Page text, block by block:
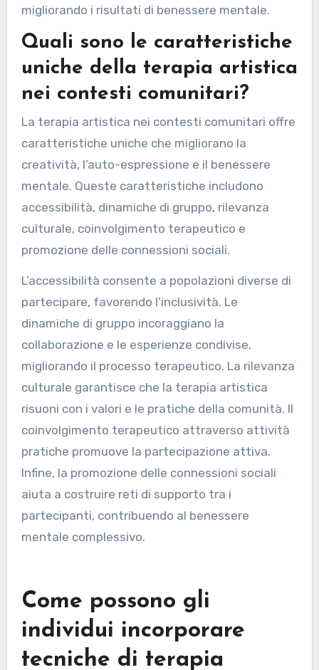
utenti di impegnarsi al proprio ritmo. Le
feedback, favorendo la connessione tra i
partecipanti. Analisi avanzate aiutano i
terapeuti a monitorare i progressi e a
Quali sono le caratteristiche
uniche della terapia artistica
nei contesti comunitari?
La terapia artistica nei contesti comunitari offre
creatività, l’auto-espressione e il benessere
mentale. Queste caratteristiche includono
accessibilità, dinamiche di gruppo, rilevanza
culturale, coinvolgimento terapeutico e
promozione delle connessioni sociali.
L’accessibilità consente a popolazioni diverse di
partecipare, favorendo l’inclusività. Le
dinamiche di gruppo incoraggiano la
collaborazione e le esperienze condivise,
migliorando il processo terapeutico. La rilevanza
culturale garantisce che la terapia artistica
risuoni con i valori e le pratiche della comunità. Il
Infine, la promozione delle connessioni sociali
aiuta a costruire reti di supporto tra i
partecipanti, contribuendo al benessere
mentale complessivo.